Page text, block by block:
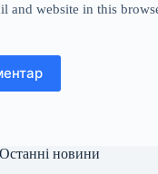
and website in this
Останні новини